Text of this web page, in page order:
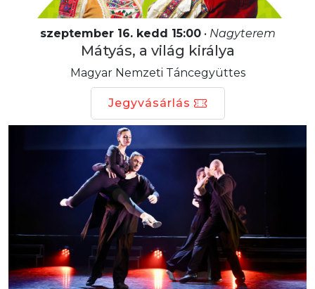
szeptember 16. kedd 15:00• Nagyterem
Mátyás, a világ királya
Magyar Nemzeti Táncegyüttes
Jegyvásárlás